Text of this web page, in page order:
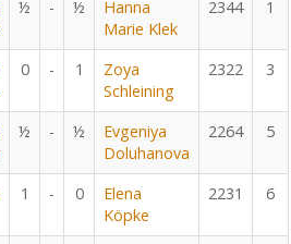
½ - ½
Hanna
Marie Klek
2344 1
0 - 1
Zoya
Schleining
2322 3
½ - ½
Evgeniya
Doluhanova
2264 5
1 - 0
Elena
Köpke
2231 6